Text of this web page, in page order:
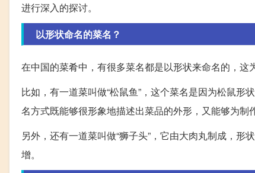
进行深入的探讨。
以形状命名的菜名？
在中国的菜肴中，有很多菜名都是以形状来命名的，这
比如，有一道菜叫做“松鼠鱼”，这个菜名是因为松鼠
名方式既能够很形象地描述出菜品的外形，又能够为制
另外，还有一道菜叫做“狮子头”，它由大肉丸制成，
增。